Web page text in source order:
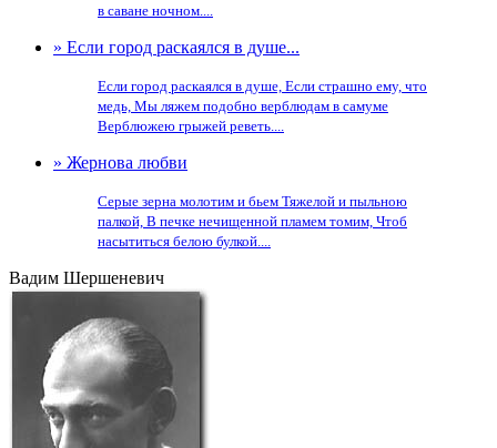
в саване ночном....
» Если город раскаялся в душе...
Если город раскаялся в душе, Если страшно ему, что
медь, Мы ляжем подобно верблюдам в самуме
Верблюжею грыжей реветь....
» Жернова любви
Серые зерна молотим и бьем Тяжелой и пыльною
палкой, В печке нечищенной пламем томим, Чтоб
насытиться белою булкой....
Вадим Шершеневич